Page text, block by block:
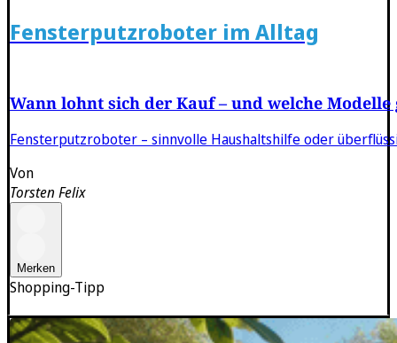
Shopping-Tipp
Fensterputzroboter im Alltag
Wann lohnt sich der Kauf – und welche
Fensterputzroboter – sinnvolle Haushaltshilfe oder
Von
Torsten Felix
Merken